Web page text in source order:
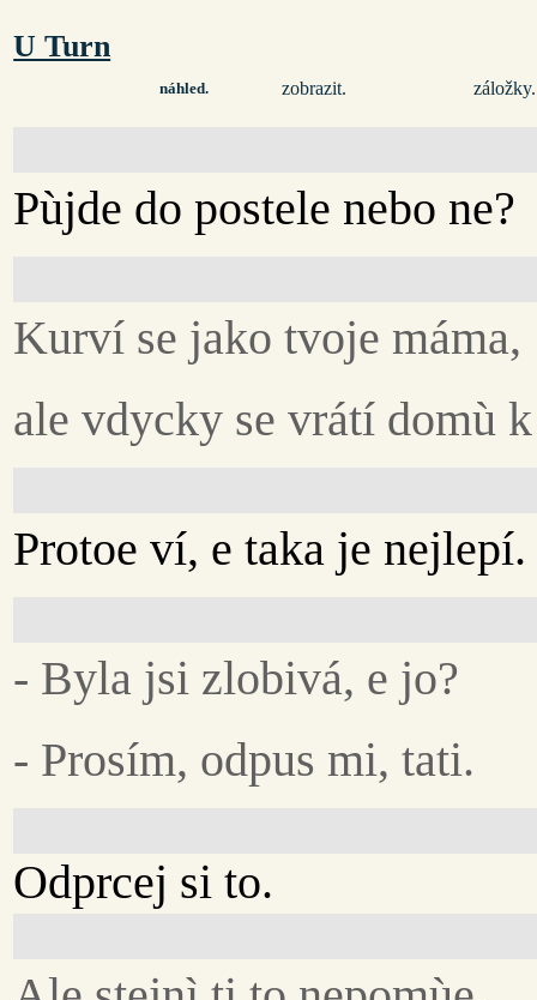
U Turn
náhled. zobrazit. záložky.
Pùjde do postele nebo ne?
Kurví se jako tvoje máma,
ale vdycky se vrátí domù
Protoe ví, e taka je nejlepí.
- Byla jsi zlobivá, e jo?
- Prosím, odpus mi, tati.
Odprcej si to.